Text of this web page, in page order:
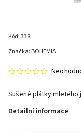
Kód:338
Sušené plátky mletého
Detailní informace
Značka: BOHEMIA